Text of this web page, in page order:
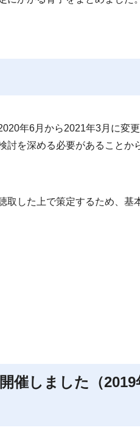
年6月から2021年3月に変
討を深める必要があることか
取した上で策定するため、基
催しました（2019